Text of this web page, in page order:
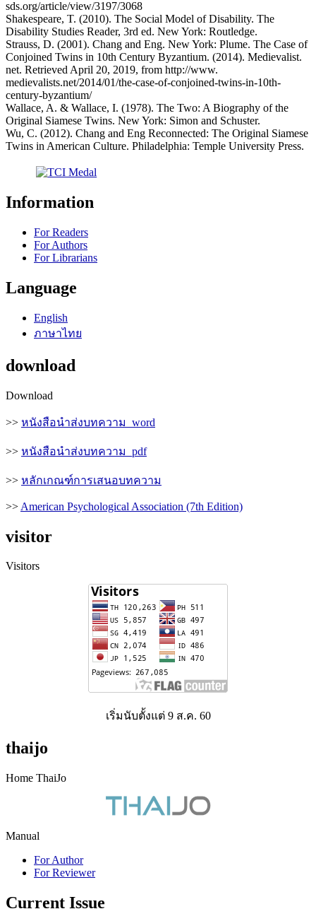
sds.org/article/view/3197/3068
Shakespeare, T. (2010). The Social Model of Disability. The
Disability Studies Reader, 3rd ed. New York: Routledge.
Strauss, D. (2001). Chang and Eng. New York: Plume. The Case of
Conjoined Twins in 10th Century Byzantium. (2014). Medievalist.
net. Retrieved April 20, 2019, from http://www.
medievalists.net/2014/01/the-case-of-conjoined-twins-in-10th-
century-byzantium/
Wallace, A. & Wallace, I. (1978). The Two: A Biography of the
Original Siamese Twins. New York: Simon and Schuster.
Wu, C. (2012). Chang and Eng Reconnected: The Original Siamese
Twins in American Culture. Philadelphia: Temple University Press.
Information
For Readers
For Authors
For Librarians
Language
English
ภาษาไทย
download
Download
>> หนังสือนำส่งบทความ_word
>> หนังสือนำส่งบทความ_pdf
>> หลักเกณฑ์การเสนอบทความ
>> American Psychological Association (7th Edition)
visitor
Visitors
เริ่มนับตั้งแต่ 9 ส.ค. 60
thaijo
Home ThaiJo
Manual
For Author
For Reviewer
Current Issue